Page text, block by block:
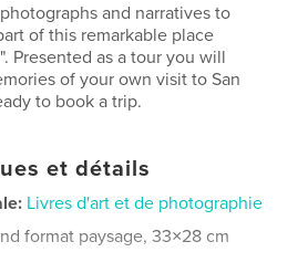
and narratives to
of this remarkable place
Presented as a tour you will
of your own visit to San
to book a trip.
et détails
Livres d'art et de photographie
format paysage, 33×28 cm